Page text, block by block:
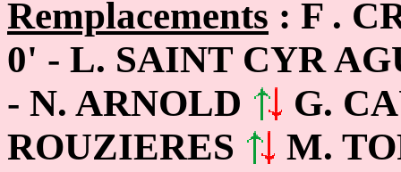
Remplacements : F .
0' - L. SAINT CYR
- N. ARNOLD
G.
ROUZIERES
M.